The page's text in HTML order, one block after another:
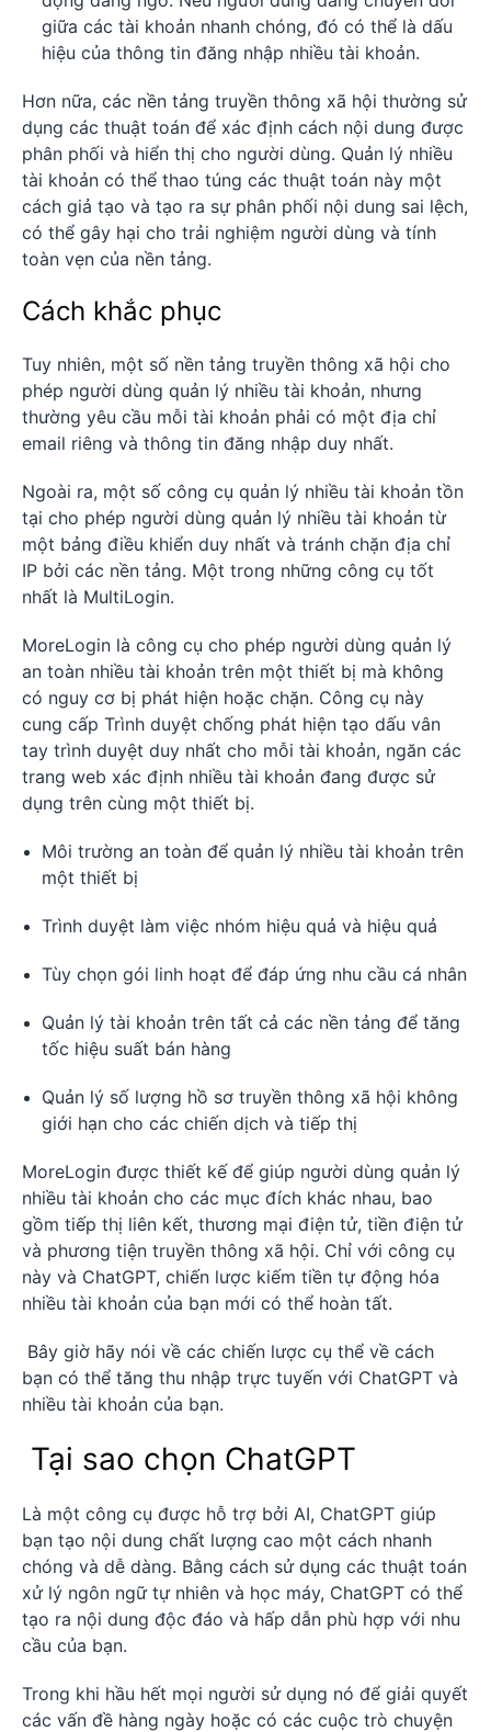
giữa các tài khoản nhanh chóng, đó có thể là dấu
hiệu của thông tin đăng nhập nhiều tài khoản.
Hơn nữa, các nền tảng truyền thông xã hội thường sử
dụng các thuật toán để xác định cách nội dung được
phân phối và hiển thị cho người dùng. Quản lý nhiều
tài khoản có thể thao túng các thuật toán này một
cách giả tạo và tạo ra sự phân phối nội dung sai lệch,
có thể gây hại cho trải nghiệm người dùng và tính
toàn vẹn của nền tảng.
Cách khắc phục
Tuy nhiên, một số nền tảng truyền thông xã hội cho
phép người dùng quản lý nhiều tài khoản, nhưng
thường yêu cầu mỗi tài khoản phải có một địa chỉ
email riêng và thông tin đăng nhập duy nhất.
Ngoài ra, một số công cụ quản lý nhiều tài khoản tồn
tại cho phép người dùng quản lý nhiều tài khoản từ
một bảng điều khiển duy nhất và tránh chặn địa chỉ
IP bởi các nền tảng. Một trong những công cụ tốt
nhất là MultiLogin.
MoreLogin là công cụ cho phép người dùng quản lý
an toàn nhiều tài khoản trên một thiết bị mà không
có nguy cơ bị phát hiện hoặc chặn. Công cụ này
cung cấp Trình duyệt chống phát hiện tạo dấu vân
tay trình duyệt duy nhất cho mỗi tài khoản, ngăn các
trang web xác định nhiều tài khoản đang được sử
dụng trên cùng một thiết bị.
Môi trường an toàn để quản lý nhiều tài khoản trên
một thiết bị
Trình duyệt làm việc nhóm hiệu quả và hiệu quả
Tùy chọn gói linh hoạt để đáp ứng nhu cầu cá nhân
Quản lý tài khoản trên tất cả các nền tảng để tăng
tốc hiệu suất bán hàng
Quản lý số lượng hồ sơ truyền thông xã hội không
giới hạn cho các chiến dịch và tiếp thị
MoreLogin được thiết kế để giúp người dùng quản lý
nhiều tài khoản cho các mục đích khác nhau, bao
gồm tiếp thị liên kết, thương mại điện tử, tiền điện tử
và phương tiện truyền thông xã hội. Chỉ với công cụ
này và ChatGPT, chiến lược kiếm tiền tự động hóa
nhiều tài khoản của bạn mới có thể hoàn tất.
Bây giờ hãy nói về các chiến lược cụ thể về cách
bạn có thể tăng thu nhập trực tuyến với ChatGPT và
nhiều tài khoản của bạn.
Tại sao chọn ChatGPT
Là một công cụ được hỗ trợ bởi AI, ChatGPT giúp
bạn tạo nội dung chất lượng cao một cách nhanh
chóng và dễ dàng. Bằng cách sử dụng các thuật toán
xử lý ngôn ngữ tự nhiên và học máy, ChatGPT có thể
tạo ra nội dung độc đáo và hấp dẫn phù hợp với nhu
cầu của bạn.
Trong khi hầu hết mọi người sử dụng nó để giải quyết
các vấn đề hàng ngày hoặc có các cuộc trò chuyện